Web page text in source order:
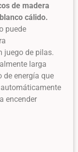
de madera
cálido.
puede
juego de pilas.
larga
de energía que
encender